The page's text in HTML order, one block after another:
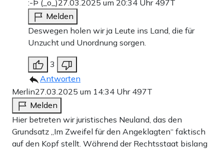
:-Þ (_o_)27.03.2025 um 20:34 Uhr 497T
Melden
Deswegen holen wir ja Leute ins Land, die für
Unzucht und Unordnung sorgen.
3
Antworten
Merlin27.03.2025 um 14:34 Uhr 497T
Melden
Hier betreten wir juristisches Neuland, das den
Grundsatz „Im Zweifel für den Angeklagten“ faktisch
auf den Kopf stellt. Während der Rechtsstaat bislang